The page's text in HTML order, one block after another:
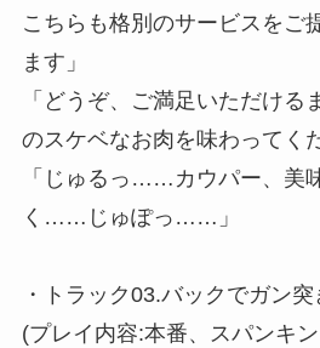
こちらも格別のサービスをご
ます」
「どうぞ、ご満足いただける
のスケベなお肉を味わってく
「じゅるっ……カウパー、
く……じゅぽっ……」
・トラック03.バックでガン
(プレイ内容:本番、スパンキ